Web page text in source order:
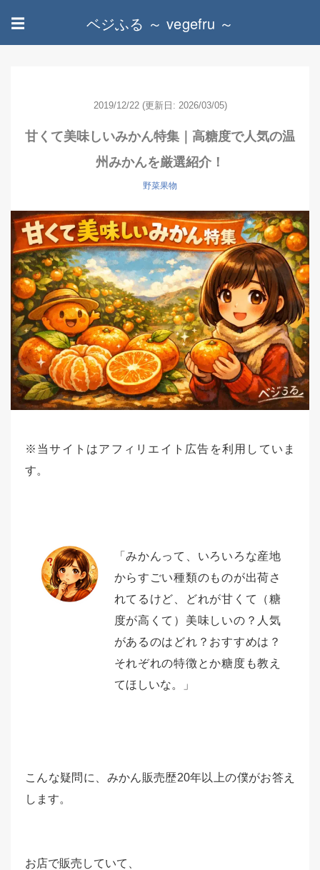
☰ ベジふる ～ vegefru ～
2019/12/22 (更新日: 2026/03/05)
甘くて美味しいみかん特集｜高糖度で人気の温
州みかんを厳選紹介！
野菜果物
※当サイトはアフィリエイト広告を利用していま
す。
「みかんって、いろいろな産地
からすごい種類のものが出荷さ
れてるけど、どれが甘くて（糖
度が高くて）美味しいの？人気
があるのはどれ？おすすめは？
それぞれの特徴とか糖度も教え
てほしいな。」
こんな疑問に、みかん販売歴20年以上の僕がお答え
します。
お店で販売していて、